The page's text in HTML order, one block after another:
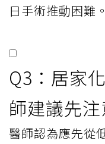
日手術推動困難。
Q3：居家
師建議先
醫師認為應先從